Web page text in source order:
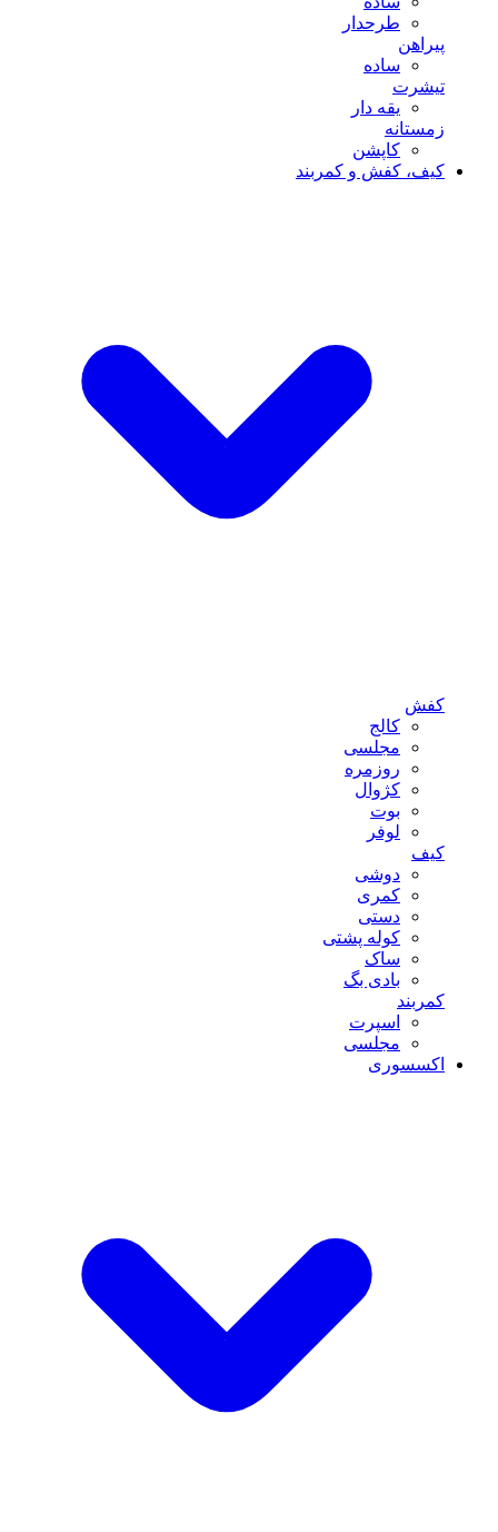
طرحدار
پیراهن
ساده
تیشرت
یقه دار
زمستانه
کاپشن
کیف، کفش و کمربند
کفش
کالج
مجلسی
روزمره
کژوال
بوت
لوفر
کیف
دوشی
کمری
دستی
کوله پشتی
ساک
بادی بگ
کمربند
اسپرت
مجلسی
اکسسوری